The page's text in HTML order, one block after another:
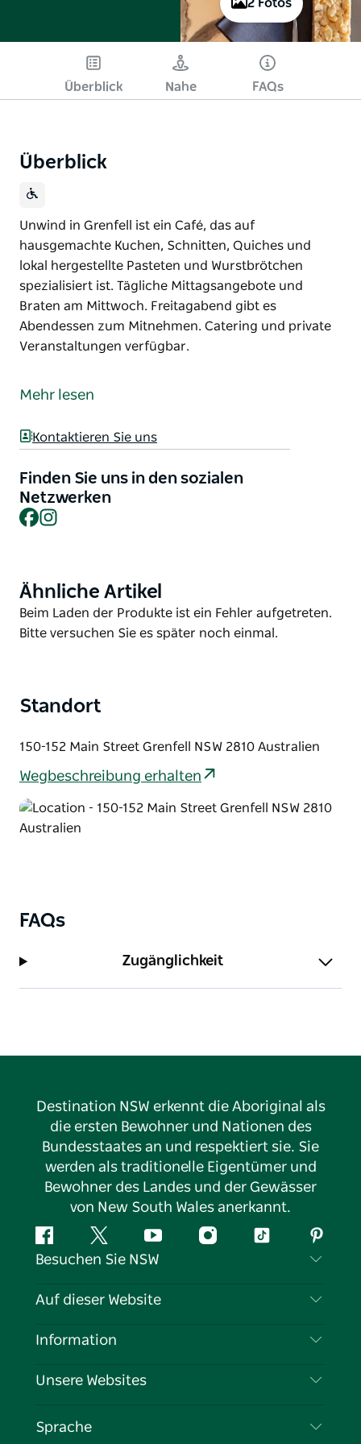
2 Fotos
Überblick Nahe FAQs
Überblick
Unwind in Grenfell ist ein Café, das auf
hausgemachte Kuchen, Schnitten, Quiches und
lokal hergestellte Pasteten und Wurstbrötchen
spezialisiert ist. Tägliche Mittagsangebote und
Braten am Mittwoch. Freitagabend gibt es
Abendessen zum Mitnehmen. Catering und private
Veranstaltungen verfügbar.
hausgemachte Kuchen, Schnitten, Quiches und
spezialisiert ist.
Freitagabend gibt es Abendessen zum Mitnehmen.
Catering und private Veranstaltungen verfügbar.
Mehr lesen
Kontaktieren Sie uns
Finden Sie uns in den sozialen
Netzwerken
Facebook
Product
List
Ähnliche Artikel
Product
List
Beim Laden der Produkte ist ein Fehler aufgetreten.
Bitte versuchen Sie es später noch einmal.
Standort
150-152 Main Street Grenfell NSW 2810 Australien
Wegbeschreibung erhalten
FAQs
Zugänglichkeit
Destination NSW erkennt die Aboriginal als
die ersten Bewohner und Nationen des
Bundesstaates an und respektiert sie. Sie
werden als traditionelle Eigentümer und
Bewohner des Landes und der Gewässer
von New South Wales anerkannt.
FacebookTwitter YouTubeInstagramTikTok
Besuchen Sie NSW
Kontaktieren Sie uns
Cookie-Hinweis
Auf dieser Website
Reiseziele
Veranstaltungen
Information
Reiseinformationen
Unternehmen in NSW
Unsere Websites
Sprache